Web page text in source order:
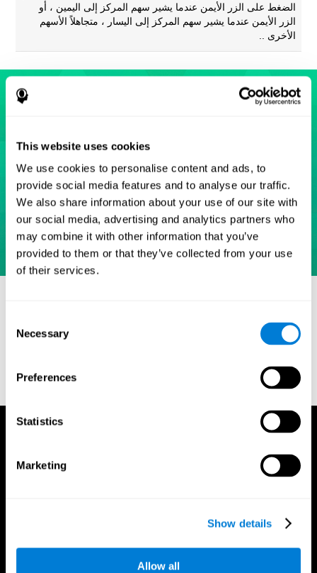
This website uses cookies
We use cookies to personalise content and ads, to
provide social media features and to analyse our traffic.
We also share information about your use of our site with
our social media, advertising and analytics partners who
may combine it with other information that you’ve
provided to them or that they’ve collected from your use
of their services.
Selection
Necessary
Preferences
Statistics
Marketing
Show details
Allow all
الضغط على الزر الأيمن عندما يشير سهم المركز إلى اليمين ، أو
الزر الأيمن عندما يشير سهم المركز إلى اليسار ، متجاهلاً الأسهم
الأخرى ..
upon identification of a target letter in a non- search task".
Perception and Psychophysics. 16: 143–149.